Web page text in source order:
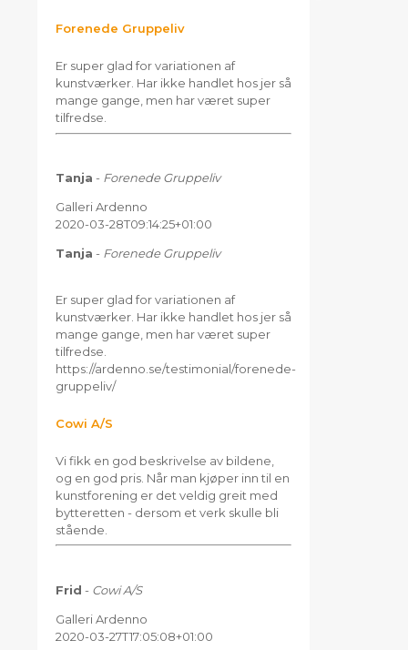
Forenede Gruppeliv
Er super glad for variationen af
kunstværker. Har ikke handlet hos jer så
mange gange, men har været super
tilfredse.
Tanja - Forenede Gruppeliv
Galleri Ardenno
2020-03-28T09:14:25+01:00
Tanja - Forenede Gruppeliv
Er super glad for variationen af
kunstværker. Har ikke handlet hos jer så
mange gange, men har været super
tilfredse.
https://ardenno.se/testimonial/forenede-
gruppeliv/
Cowi A/S
Vi fikk en god beskrivelse av bildene,
og en god pris. Når man kjøper inn til en
kunstforening er det veldig greit med
bytteretten - dersom et verk skulle bli
stående.
Frid - Cowi A/S
Galleri Ardenno
2020-03-27T17:05:08+01:00